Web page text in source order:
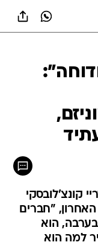
קונצ'לובסקי
"חברים
הוא
למה הוא